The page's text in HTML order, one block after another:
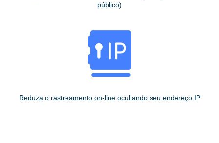
público)
Reduza o rastreamento on-line ocultando seu endereço IP